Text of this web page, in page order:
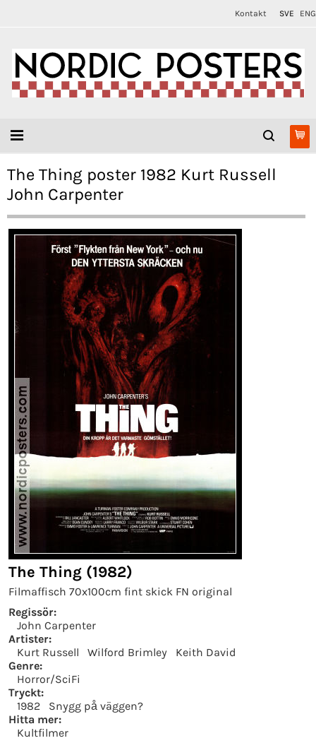
Kontakt SVE ENG
The Thing poster 1982 Kurt Russell
John Carpenter
The Thing (1982)
Filmaffisch 70x100cm fint skick FN original
Regissör:
John Carpenter
Artister:
Kurt Russell
Wilford Brimley
Keith David
Genre:
Horror/SciFi
Tryckt:
1982
Snygg på väggen?
Hitta mer:
Kultfilmer